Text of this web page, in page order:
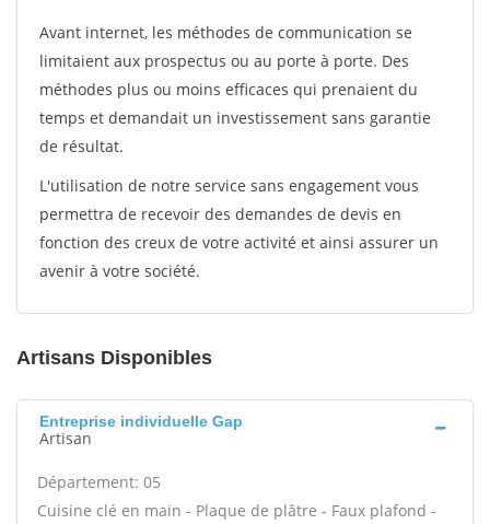
Avant internet, les méthodes de communication se
limitaient aux prospectus ou au porte à porte. Des
méthodes plus ou moins efficaces qui prenaient du
temps et demandait un investissement sans garantie
de résultat.
L'utilisation de notre service sans engagement vous
permettra de recevoir des demandes de devis en
fonction des creux de votre activité et ainsi assurer un
avenir à votre société.
Artisans Disponibles
Entreprise individuelle Gap
Artisan
Département: 05
Cuisine clé en main - Plaque de plâtre - Faux plafond -